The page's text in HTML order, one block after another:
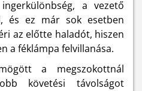
a vezető
és ez már sok esetben
az előtte haladót, hiszen
a féklámpa felvillanása.
a megszokottnál
követési távolságot